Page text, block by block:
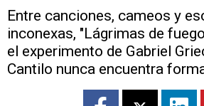
Entre canciones, cameos y
inconexas, "Lágrimas de
el experimento de Gabriel
Cantilo nunca encuentra